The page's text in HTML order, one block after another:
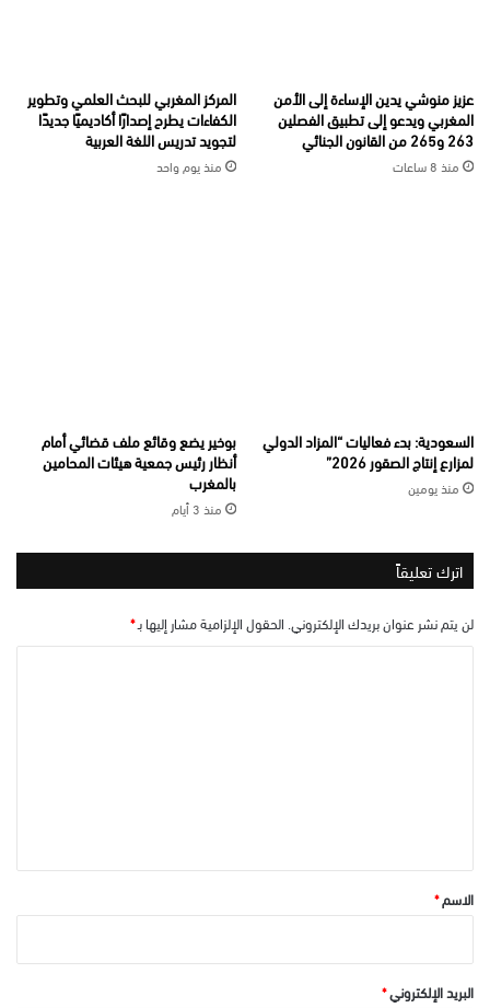
عزيز منوشي يدين الإساءة إلى الأمن
المغربي ويدعو إلى تطبيق الفصلين
263 و265 من القانون الجنائي
منذ 8 ساعات
المركز المغربي للبحث العلمي وتطوير
الكفاءات يطرح إصدارًا أكاديميًا جديدًا
لتجويد تدريس اللغة العربية
منذ يوم واحد
السعودية: بدء فعاليات “المزاد الدولي
لمزارع إنتاج الصقور 2026”
منذ يومين
بوخير يضع وقائع ملف قضائي أمام
أنظار رئيس جمعية هيئات المحامين
بالمغرب
منذ 3 أيام
اترك تعليقاً
لن يتم نشر عنوان بريدك الإلكتروني. الحقول الإلزامية مشار إليها بـ*
*الاسم*
البريد الإلكتروني*